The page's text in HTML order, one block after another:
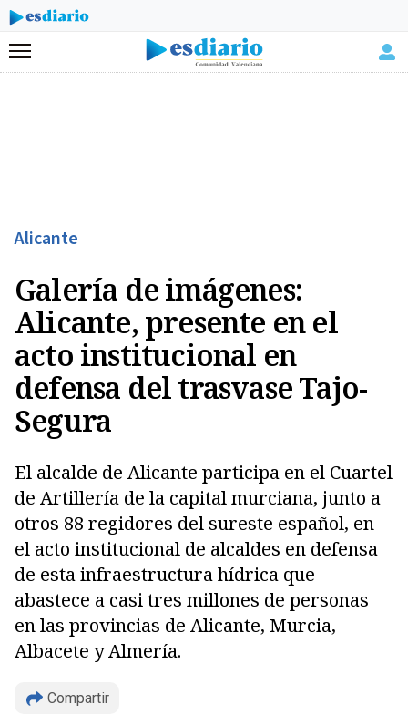
Menú
Alicante
Galería de imágenes:
Alicante, presente en el
acto institucional en
defensa del trasvase Tajo-
Segura
El alcalde de Alicante participa en el Cuartel
de Artillería de la capital murciana, junto a
otros 88 regidores del sureste español, en
el acto institucional de alcaldes en defensa
de esta infraestructura hídrica que
abastece a casi tres millones de personas
en las provincias de Alicante, Murcia,
Albacete y Almería.
Compartir